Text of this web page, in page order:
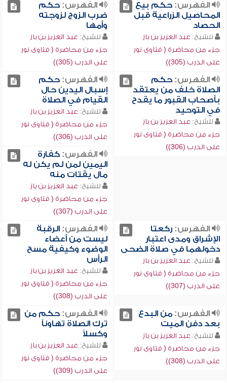
الفهرس:حكم بيع
المحاصيل الزراعية قبل
الحصاد
للشيخ: عبد العزيز بن باز
جزء من محاضرة ( فتاوى نور
على الدرب (305))
الفهرس:حكم
ضرب الزوج لزوجته
وأمها
للشيخ: عبد العزيز بن باز
جزء من محاضرة ( فتاوى نور
على الدرب (305))
الفهرس:حكم
الصلاة خلف من يعتقد
بأصحاب القبور ما يقدح
في التوحيد
للشيخ: عبد العزيز بن باز
جزء من محاضرة ( فتاوى نور
على الدرب (306))
الفهرس:حكم
إسبال اليدين حال
القيام في الصلاة
للشيخ: عبد العزيز بن باز
جزء من محاضرة ( فتاوى نور
على الدرب (306))
الفهرس:كفارة
اليمين لمن لم يكن له
مال يقتات منه
للشيخ: عبد العزيز بن باز
جزء من محاضرة ( فتاوى نور
على الدرب (307))
الفهرس:ركعتا
الإشراق ومدى اعتبار
دخولهما في صلاة الضحى
للشيخ: عبد العزيز بن باز
جزء من محاضرة ( فتاوى نور
على الدرب (307))
الفهرس:الرقبة
ليست من أعضاء
الوضوء وكيفية مسح
الرأس
للشيخ: عبد العزيز بن باز
جزء من محاضرة ( فتاوى نور
على الدرب (308))
الفهرس:من البدع
بعد دفن الميت
للشيخ: عبد العزيز بن باز
جزء من محاضرة ( فتاوى نور
على الدرب (308))
الفهرس:حكم من
ترك الصلاة تهاوناً
وكسلاً
للشيخ: عبد العزيز بن باز
جزء من محاضرة ( فتاوى نور
على الدرب (309))